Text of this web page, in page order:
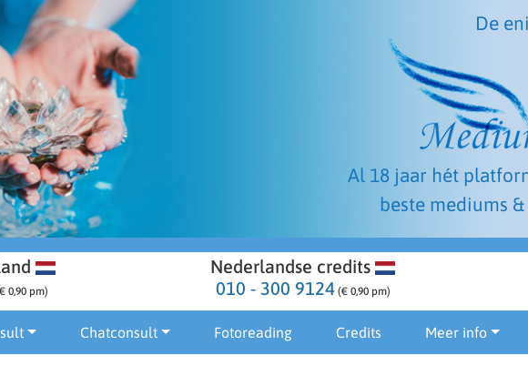
De
Al 18 jaar hét
beste mediums
0,90 pm)
Nederlandse credits
010 - 300 9124(€ 0,90 pm)
Chatconsult Fotoreading Credits Meer info